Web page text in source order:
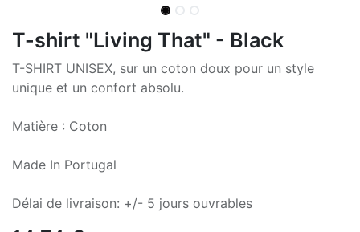
T-shirt "Living That" - Black
T-SHIRT UNISEX, sur un coton doux pour un style
unique et un confort absolu.
Matière : Coton
Made In Portugal
Délai de livraison: +/- 5 jours ouvrables